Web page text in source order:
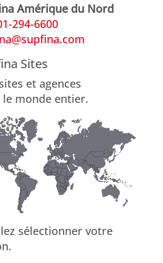
Amérique du Nord
294-6600
Sites
et agences
le monde entier.
sélectionner votre